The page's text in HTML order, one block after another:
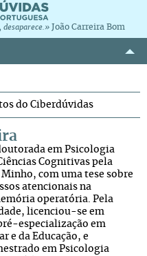
João Carreira Bom
do Ciberdúvidas
em Psicologia
Cognitivas pela
com uma tese sobre
atencionais na
operatória. Pela
licenciou-se em
especialização em
e da Educação, e
em Psicologia